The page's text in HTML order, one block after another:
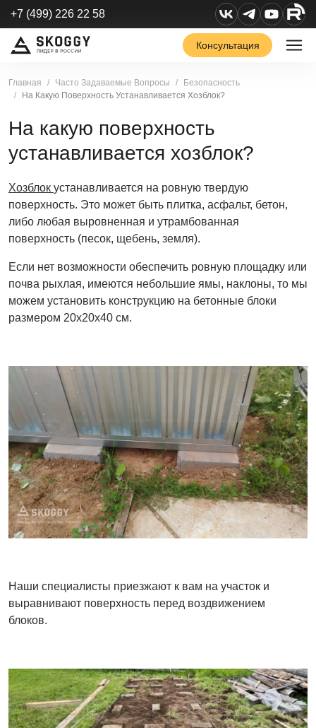
+7 (499) 226 22 58
Консультация
Главная Часто Задаваемые Вопросы
Безопасность
На Какую Поверхность Устанавливается Хозблок?
На какую поверхность
устанавливается хозблок?
Хозблок устанавливается на ровную твердую
поверхность. Это может быть плитка, асфальт, бетон,
либо любая выровненная и утрамбованная
поверхность (песок, щебень, земля).
Если нет возможности обеспечить ровную площадку или
почва рыхлая, имеются небольшие ямы, наклоны, то мы
можем установить конструкцию на бетонные блоки
размером 20х20х40 см.
Наши специалисты приезжают к вам на участок и
выравнивают поверхность перед воздвижением
блоков.